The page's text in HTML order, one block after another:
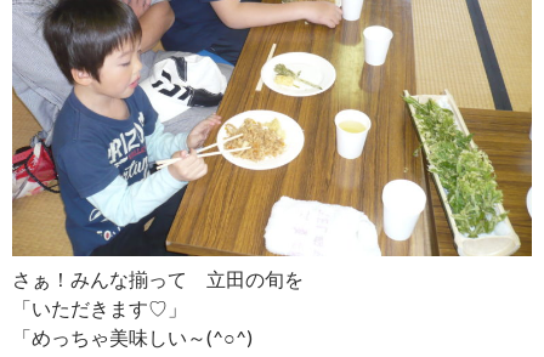
さぁ！みんな揃って 立田の旬を
「いただきます♡」
「めっちゃ美味しい～(^○^)